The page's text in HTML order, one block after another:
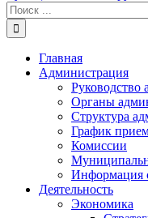
Результат
поиска:
Главная
Администрация
Руководство
Органы
Структура
График
Комиссии
Информация
Деятельность
Экономика